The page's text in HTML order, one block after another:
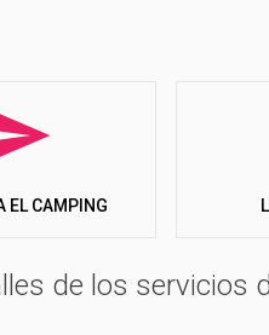
EL CAMPING
de los servicios